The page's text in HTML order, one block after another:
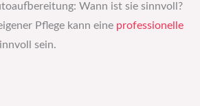
Wann ist sie sinnvoll?
Pflege kann eine professionelle
sein.